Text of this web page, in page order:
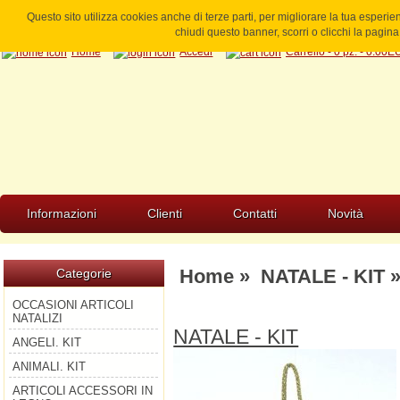
Questo sito utilizza cookies anche di terze parti, per migliorare la tua
chiudi questo banner, scorri o clicchi la
Home
Accedi Carrello - 0 pz. -
Informazioni Clienti Contatti Novità
Categorie
OCCASIONI ARTICOLI
NATALIZI
ANGELI. KIT
ANIMALI. KIT
ARTICOLI ACCESSORI IN
Home» NATALE - KIT
NATALE - KIT